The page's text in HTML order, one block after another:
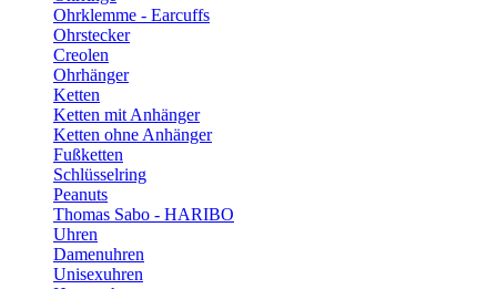
Ohrklemme - Earcuffs
Ohrstecker
Creolen
Ohrhänger
Ketten
Ketten mit Anhänger
Ketten ohne Anhänger
Fußketten
Schlüsselring
Peanuts
Thomas Sabo - HARIBO
Uhren
Damenuhren
Unisexuhren